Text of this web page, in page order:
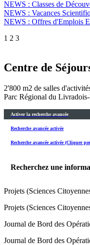
NEWS : Classes de
NEWS : Vacances
NEWS : Offres d'Emplois
1 2 3
Centre de
2'800 m2 de salles
Parc Régional du
Activer la recherche avancée
Recherche avancée activée
Recherche avancée activée (Cliquer
Recherchez une
Projets (Sciences
Projets (Sciences
Journal de Bord des
Journal de Bord des